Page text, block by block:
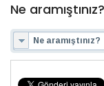
Ne aramıştınız?